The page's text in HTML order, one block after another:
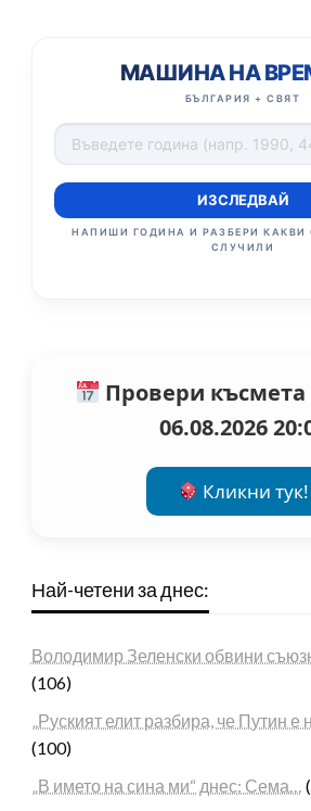
МАШИНА НА
БЪЛГАРИЯ + СВЯТ
ИЗСЛЕДВАЙ
НАПИШИ ГОДИНА И РАЗБЕРИ КАКВИ
СЛУЧИЛИ
Провери късмета
06.08.2026
Кликни тук!
Най-четени за днес:
Володимир Зеленски обвини
(106)
„Руският елит разбира, че Путин е
(100)
„В името на сина ми“ днес: Сема…